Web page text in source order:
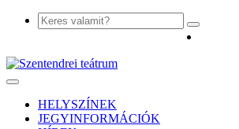
Toggle
navigationHELYSZÍNEK
JEGYINFORMÁCIÓK